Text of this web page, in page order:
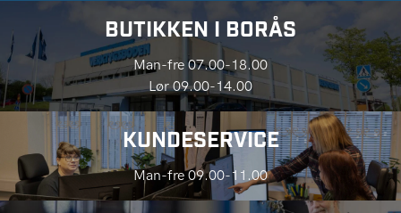
BUTIKKEN I BORÅS
Man-fre 07.00-18.00
Lør 09.00-14.00
KUNDESERVICE
Man-fre 09.00-11.00